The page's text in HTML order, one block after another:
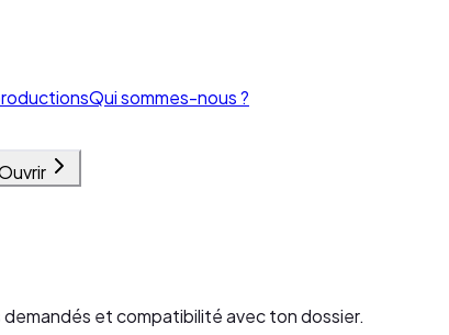
Qui sommes-nous ?
et compatibilité avec ton dossier.